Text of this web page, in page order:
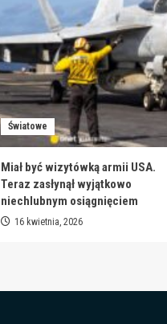
Światowe
Miał być wizytówką armii USA.
Teraz zasłynął wyjątkowo
niechlubnym osiągnięciem
16 kwietnia, 2026